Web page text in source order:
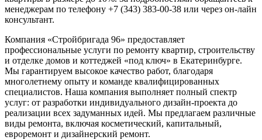
менеджерам по телефону +7 (343) 383-00-38 или через он-лайн
консультант.
Компания «Стройбригада 96» предоставляет
профессиональные услуги по ремонту квартир, строительству
и отделке домов и коттеджей «под ключ» в Екатеринбурге.
Мы гарантируем высокое качество работ, благодаря
многолетнему опыту и команде квалифицированных
специалистов. Наша компания выполняет полный спектр
услуг: от разработки индивидуального дизайн-проекта до
реализации всех задуманных идей. Мы предлагаем различные
виды ремонта, включая косметический, капитальный,
евроремонт и дизайнерский ремонт.